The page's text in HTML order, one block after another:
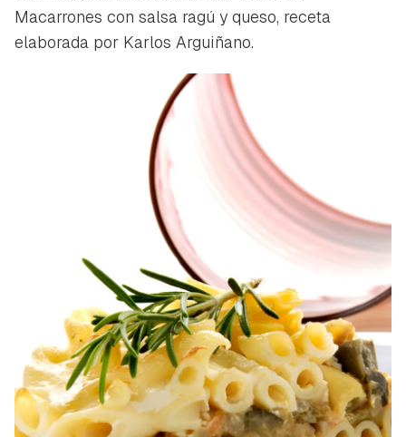
Macarrones con salsa ragú y queso, receta
elaborada por Karlos Arguiñano.